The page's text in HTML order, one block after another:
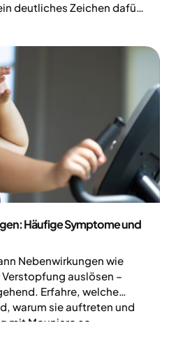
deutliches Zeichen dafür,
kombinieren (1).
Häufige Symptome und
Nebenwirkungen wie
auslösen –
Erfahre, welche
warum sie auftreten und
mit Mounjaro so